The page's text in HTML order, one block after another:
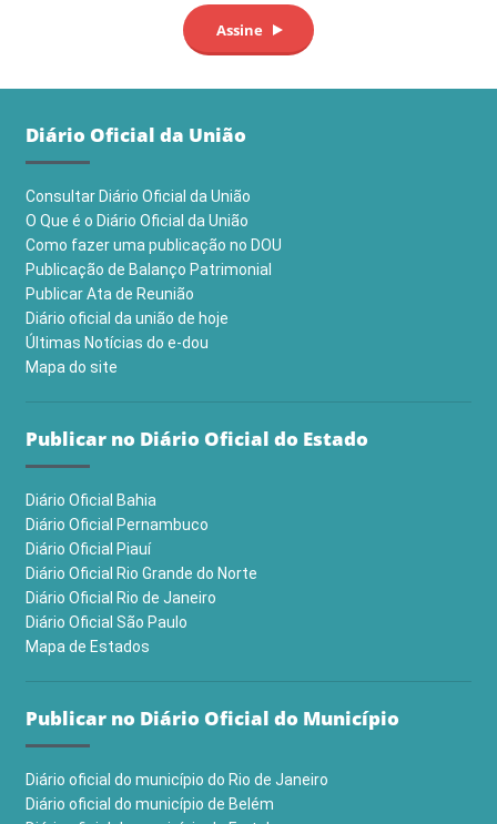
Diário Oficial da União
Consultar Diário Oficial da União
O Que é o Diário Oficial da União
Como fazer uma publicação no DOU
Publicação de Balanço Patrimonial
Publicar Ata de Reunião
Diário oficial da união de hoje
Últimas Notícias do e-dou
Mapa do site
Publicar no Diário Oficial do Estado
Diário Oficial Bahia
Diário Oficial Pernambuco
Diário Oficial Piauí
Diário Oficial Rio Grande do Norte
Diário Oficial Rio de Janeiro
Diário Oficial São Paulo
Mapa de Estados
Publicar no Diário Oficial do Município
Diário oficial do município do Rio de Janeiro
Diário oficial do município de Belém